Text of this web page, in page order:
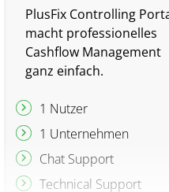
PlusFix Controlling
macht professionelles
Cashflow Management
ganz einfach.
1 Nutzer
1 Unternehmen
Chat Support
Technical Support